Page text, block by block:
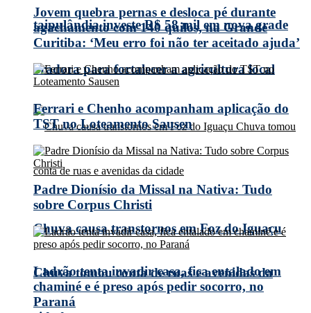
taipulândia investe R$ 58 mil em nova grade
aradora para fortalecer a agricultura local
Chuva causa transtornos em Foz do Iguaçu
Chuva tomou conta de ruas e avenidas da
Jovem quebra pernas e desloca pé durante
agachamento com 140 quilos, na Grande
Curitiba: ‘Meu erro foi não ter aceitado ajuda’
Ferrari e Chenho acompanham aplicação do
TST no Loteamento Sausen
Padre Dionísio da Missal na Nativa: Tudo
sobre Corpus Christi
Ladrão tenta invadir casa, fica entalado em
chaminé e é preso após pedir socorro, no
Paraná